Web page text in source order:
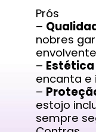
Prós
–
nobres
–
encanta e
–
estojo
sempre